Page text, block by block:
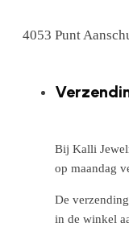
4053 Punt
Bij Kalli
op maandag
De
in de winkel